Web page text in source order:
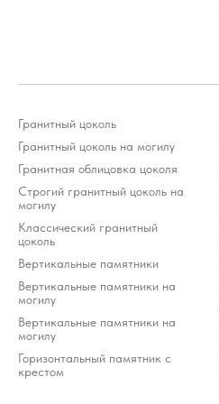
Гранитный цоколь
Гранитный цоколь на могилу
Гранитная облицовка цоколя
Строгий гранитный цоколь на
могилу
Классический гранитный
цоколь
Вертикальные памятники
Вертикальные памятники на
могилу
Вертикальные памятники на
могилу
Горизонтальный памятник с
крестом